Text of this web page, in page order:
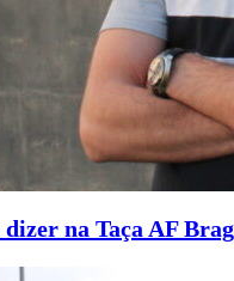
na Taça AF